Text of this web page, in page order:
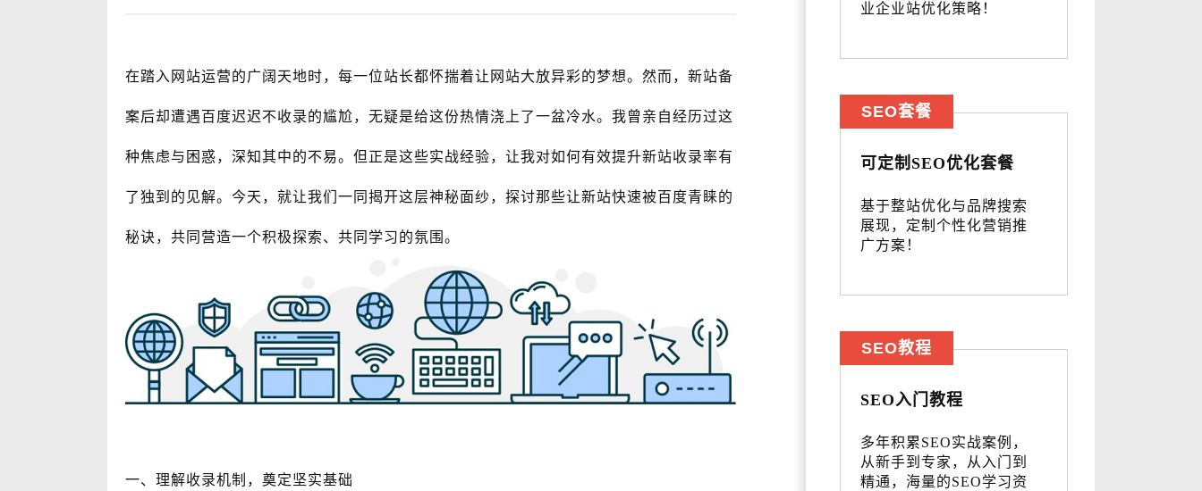
在踏入网站运营的广阔天地时，每一位站长都怀揣着让网站大放异彩的梦想。然而，新站备
案后却遭遇百度迟迟不收录的尴尬，无疑是给这份热情浇上了一盆冷水。我曾亲自经历过这
种焦虑与困惑，深知其中的不易。但正是这些实战经验，让我对如何有效提升新站收录率有
了独到的见解。今天，就让我们一同揭开这层神秘面纱，探讨那些让新站快速被百度青睐的
秘诀，共同营造一个积极探索、共同学习的氛围。
一、理解收录机制，奠定坚实基础
业企业站优化策略！
可定制SEO优化套餐
基于整站优化与品牌搜索
展现，定制个性化营销推
广方案！
SEO套餐
SEO入门教程
多年积累SEO实战案例，
从新手到专家，从入门到
精通，海量的SEO学习资
SEO教程